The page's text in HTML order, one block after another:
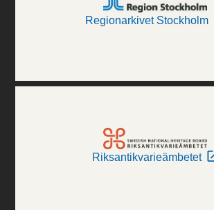
Regionarkivet Stockholm
Riksantikvarieämbetet